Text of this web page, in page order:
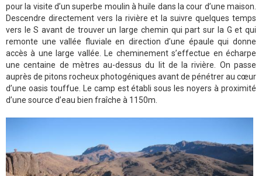
pour la visite d’un superbe moulin à huile dans la cour d’une maison.
Descendre directement vers la rivière et la suivre quelques temps
vers le S avant de trouver un large chemin qui part sur la G et qui
remonte une vallée fluviale en direction d’une épaule qui donne
accès à une large vallée. Le cheminement s’effectue en écharpe
une centaine de mètres au-dessus du lit de la rivière. On passe
auprès de pitons rocheux photogéniques avant de pénétrer au cœur
d’une oasis touffue. Le camp est établi sous les noyers à proximité
d’une source d’eau bien fraîche à 1150m.